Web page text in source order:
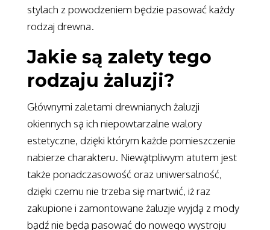
stylach z powodzeniem będzie pasować każdy
rodzaj drewna.
Jakie są zalety tego
rodzaju żaluzji?
Głównymi zaletami drewnianych żaluzji
okiennych są ich niepowtarzalne walory
estetyczne, dzięki którym każde pomieszczenie
nabierze charakteru. Niewątpliwym atutem jest
także ponadczasowość oraz uniwersalność,
dzięki czemu nie trzeba się martwić, iż raz
zakupione i zamontowane żaluzje wyjdą z mody
bądź nie będą pasować do nowego wystroju